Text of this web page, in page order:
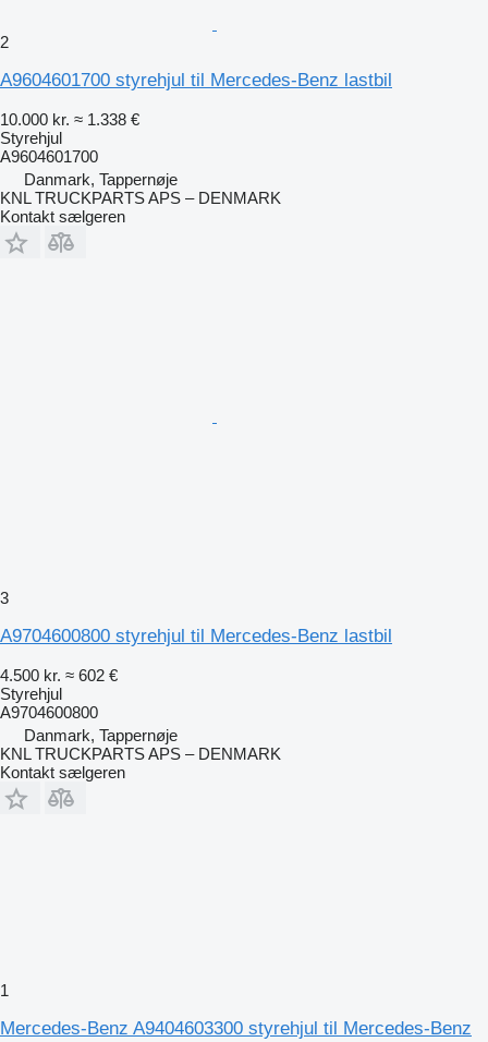
2
A9604601700 styrehjul til Mercedes-Benz lastbil
10.000 kr. ≈ 1.338 €
Styrehjul
A9604601700
Danmark, Tappernøje
KNL TRUCKPARTS APS – DENMARK
Kontakt sælgeren
3
A9704600800 styrehjul til Mercedes-Benz lastbil
4.500 kr. ≈ 602 €
Styrehjul
A9704600800
Danmark, Tappernøje
KNL TRUCKPARTS APS – DENMARK
Kontakt sælgeren
1
Mercedes-Benz A9404603300 styrehjul til Mercedes-Benz